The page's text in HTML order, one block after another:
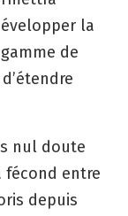
la
de
nul doute
fécond entre
depuis